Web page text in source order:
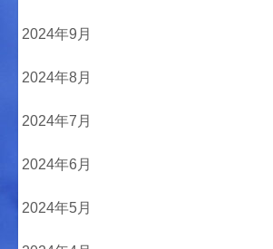
2024年9月
2024年8月
2024年7月
2024年6月
2024年5月